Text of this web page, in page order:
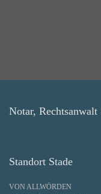
Notar,
Standort Stade
VON ALLWÖRDEN